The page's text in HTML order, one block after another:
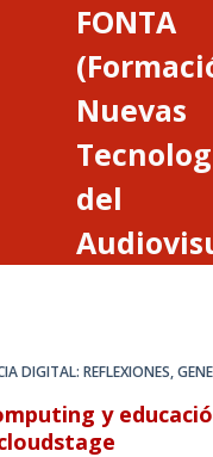
FONTA
Nuevas
del
DIGITAL: REFLEXIONES,
y